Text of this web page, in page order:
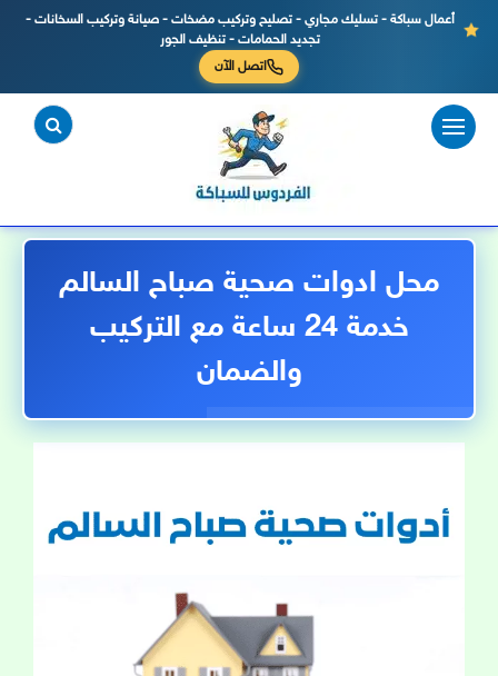
أعمال سباكة - تسليك مجاري - تصليح وتركيب مضخات - صيانة وتركيب السخانات -
تجديد الحمامات - تنظيف الجور
اتصل الآن
التجاوز
المحتوى
محل ادوات صحية صباح السالم
خدمة 24 ساعة مع التركيب
والضمان